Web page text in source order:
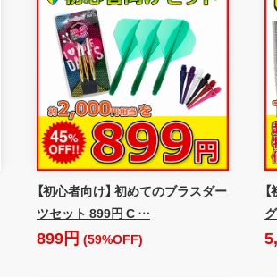
【初心者向け】 初めてのブラスダー
ツセット 899円 C …
899円 (59%OFF)